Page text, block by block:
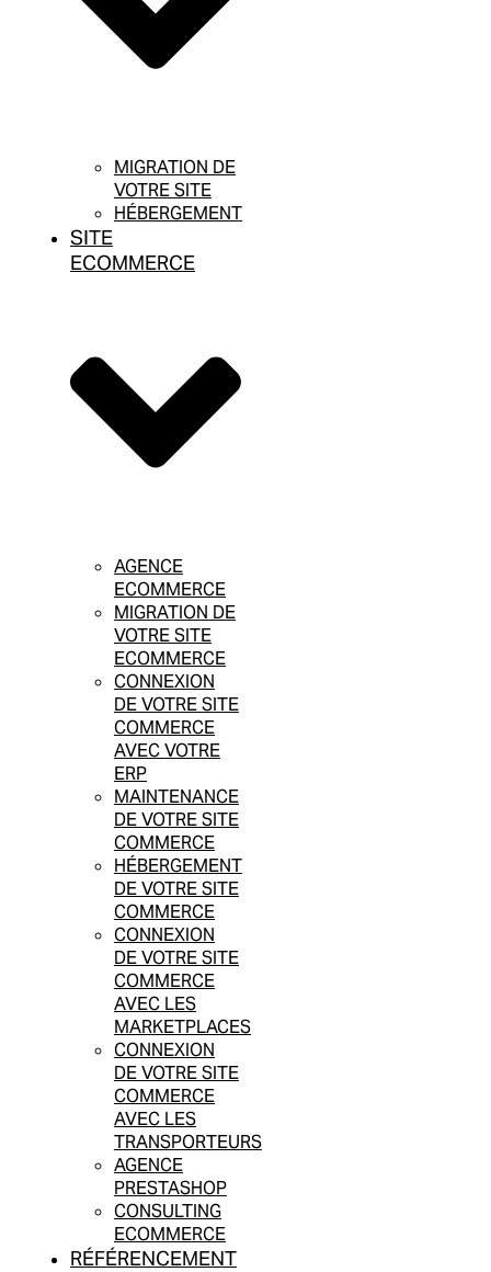
MIGRATION DE
VOTRE SITE
HÉBERGEMENT
SITE
ECOMMERCE
AGENCE
ECOMMERCE
MIGRATION DE
VOTRE SITE
ECOMMERCE
CONNEXION
DE VOTRE SITE
COMMERCE
AVEC VOTRE
ERP
MAINTENANCE
DE VOTRE SITE
COMMERCE
HÉBERGEMENT
DE VOTRE SITE
COMMERCE
CONNEXION
DE VOTRE SITE
COMMERCE
AVEC LES
MARKETPLACES
CONNEXION
DE VOTRE SITE
COMMERCE
AVEC LES
TRANSPORTEURS
AGENCE
PRESTASHOP
CONSULTING
ECOMMERCE
RÉFÉRENCEMENT